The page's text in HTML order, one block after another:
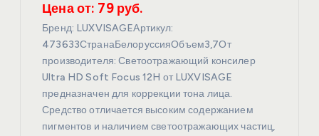
Цена от: 79 руб.
Бренд: LUXVISAGEАртикул:
473633СтранаБелоруссияОбъем3,7От
производителя: Светоотражающий консилер
Ultra HD Soft Focus 12H от LUXVISAGE
предназначен для коррекции тона лица.
Средство отличается высоким содержанием
пигментов и наличием светоотражающих частиц,